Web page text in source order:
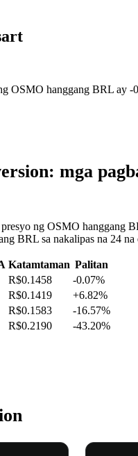
OSMO hanggang BRL ay -
mga
ng OSMO hanggang
BRL sa nakalipas na 24 na
Katamtaman Palitan
R$0.1458
-0.07%
R$0.1419
+6.82%
R$0.1583
-16.57%
R$0.2190 -43.20%